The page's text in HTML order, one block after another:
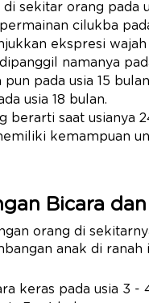
sekitar orang pada
cilukba
ekspresi wajah
namanya
pada usia 15
usia 18 bulan.
berarti saat usianya
kemampuan
Bicara
orang di
anak di
keras pada usia 3 -